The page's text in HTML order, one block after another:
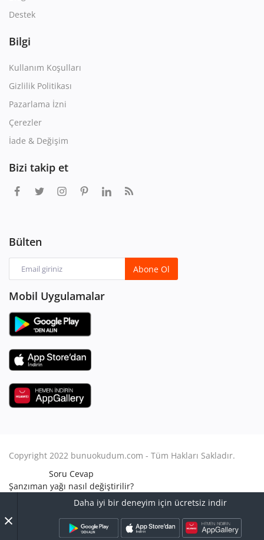
Daha iyi bir deneyim için ücretsiz indir
×
Destek
Bilgi
Kullanım Koşulları
Gizlilik Politikası
Pazarlama İzni
Çerezler
İade & Değişim
Bizi takip et
Bülten
Abone Ol
Mobil Uygulamalar
Copyright 2022 bunuokudum.com - Tüm Hakları Sakladır.
Soru Cevap
Şanzıman yağı nasıl değiştirilir?
Aile Hukuku
Avukat Nasıl Olunur?
Turbo arızası nasıl anlaşılır?